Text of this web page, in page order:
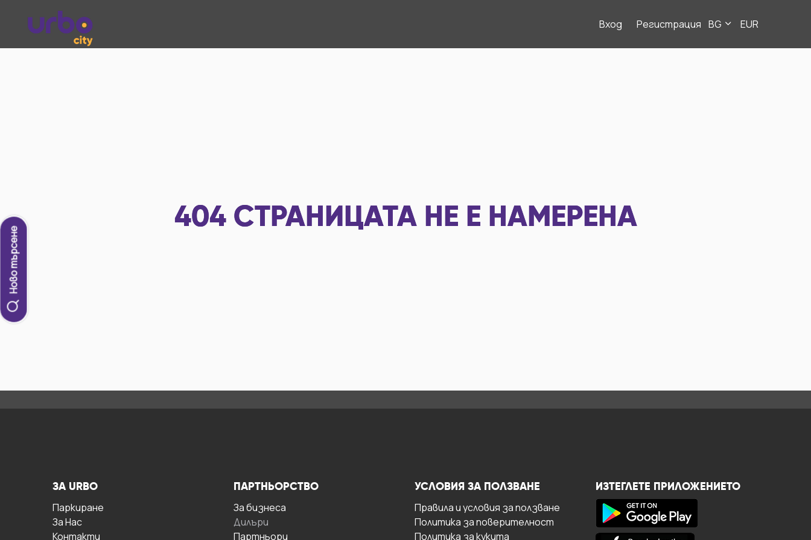
Вход Регистрация BG EUR
Ново търсене
404 СТРАНИЦАТА НЕ Е НАМЕРЕНА
ЗА URBO
Паркиране
За Hас
Контакти
ПАРТНЬОРСТВО
За бизнесa
Дилъри
Партньори
УСЛОВИЯ ЗА ПОЛЗВАНЕ
Правила и условия за ползване
Политика за поверителност
Политика за кукита
ИЗТЕГЛЕТЕ ПРИЛОЖЕНИЕТО